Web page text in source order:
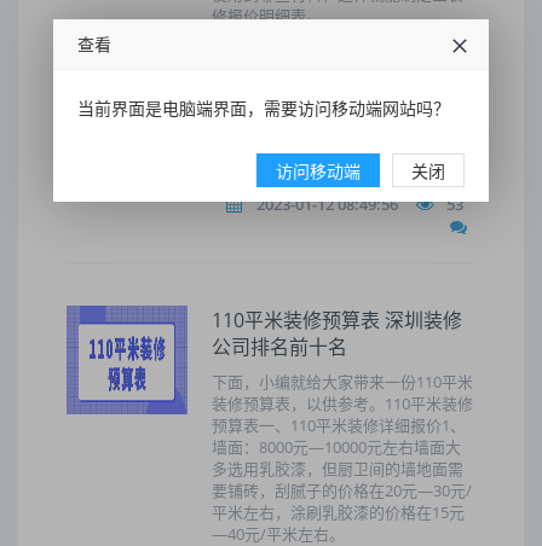
修报价明细表。
性能 做好 费用 地板
装修预算 房子
2023-01-12 08:49:56 53
110平米装修预算表 深圳装修
公司排名前十名
下面，小编就给大家带来一份110平米
装修预算表，以供参考。110平米装修
预算表一、110平米装修详细报价1、
墙面：8000元—10000元左右墙面大
多选用乳胶漆，但厨卫间的墙地面需
要铺砖，刮腻子的价格在20元—30元/
平米左右，涂刷乳胶漆的价格在15元
—40元/平米左右。
查看
当前界面是电脑端界面，需要访问移动端网站吗？
访问移动端 关闭